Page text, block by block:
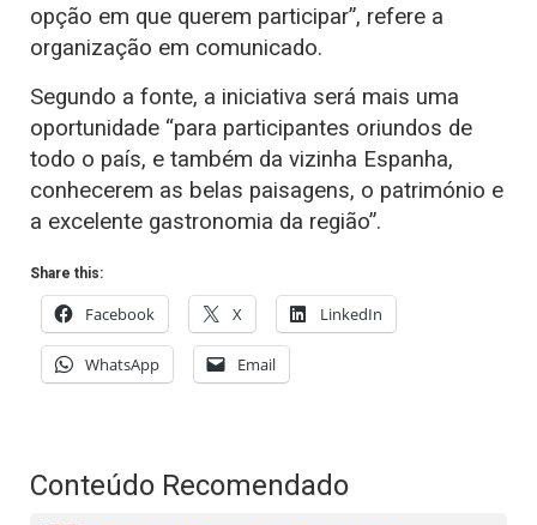
opção em que querem participar”, refere a
organização em comunicado.
Segundo a fonte, a iniciativa será mais uma
oportunidade “para participantes oriundos de
todo o país, e também da vizinha Espanha,
conhecerem as belas paisagens, o património e
a excelente gastronomia da região”.
Share this:
Facebook X LinkedIn
WhatsApp Email
Conteúdo Recomendado